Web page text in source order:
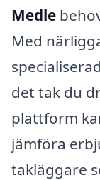
Medle
Med
det tak du
plattform
jämföra
takläggare